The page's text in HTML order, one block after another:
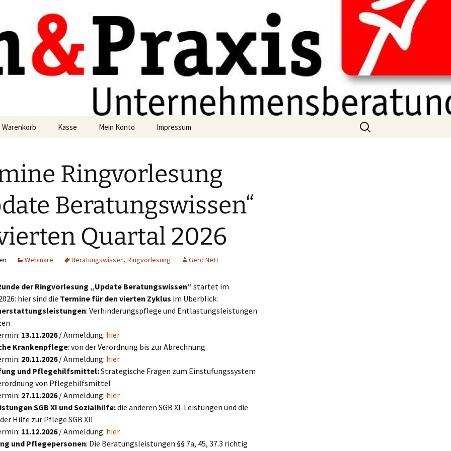
Warenkorb Kasse Mein Konto Impressum
Suchen
nach:
Ringvorlesung
Beratungswissen“
Quartal 2026
Webinare Beratungswissen, Ringvorlesung Gerd Nett
der Ringvorlesung „Update Beratungswissen“ startet im
hier sind die Termine für den vierten Zyklus im Überblick:
: Verhinderungspflege und Entlastungsleistungen
13.11.2026/ Anmeldung: hier
Krankenpflege: von der Verordnung bis zur Abrechnung
20.11.2026/ Anmeldung: hier
und Pflegehilfsmittel:Strategische Fragen zum Einstufungssystem
von Pflegehilfsmittel
27.11.2026/ Anmeldung: hier
SGB XI und Sozialhilfe:die anderen SGB XI-Leistungen und die
Hilfe zur Pflege SGB XII
11.12.2026/ Anmeldung: hier
und Pflegepersonen: Die Beratungsleistungen §§ 7a, 45, 37.3 richtig